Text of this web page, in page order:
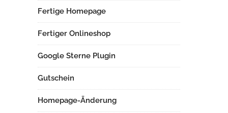
Fertige Homepage
Fertiger Onlineshop
Google Sterne Plugin
Gutschein
Homepage-Änderung